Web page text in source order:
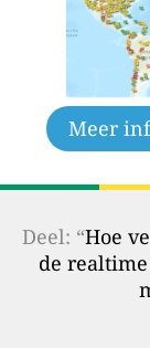
Meer
Deel: “Hoe
de